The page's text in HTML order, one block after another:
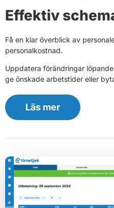
Effektiv
Få en klar överblick av
personalkostnad.
Uppdatera förändringar
ge önskade arbetstider eller
Läs mer